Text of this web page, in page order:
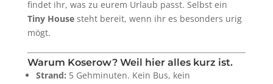
findet ihr, was zu eurem Urlaub passt. Selbst ein
Tiny Housesteht bereit, wenn ihr es besonders urig
mögt.
Warum Koserow? Weil hier alles kurz ist.
Strand: 5 Gehminuten. Kein Bus, kein